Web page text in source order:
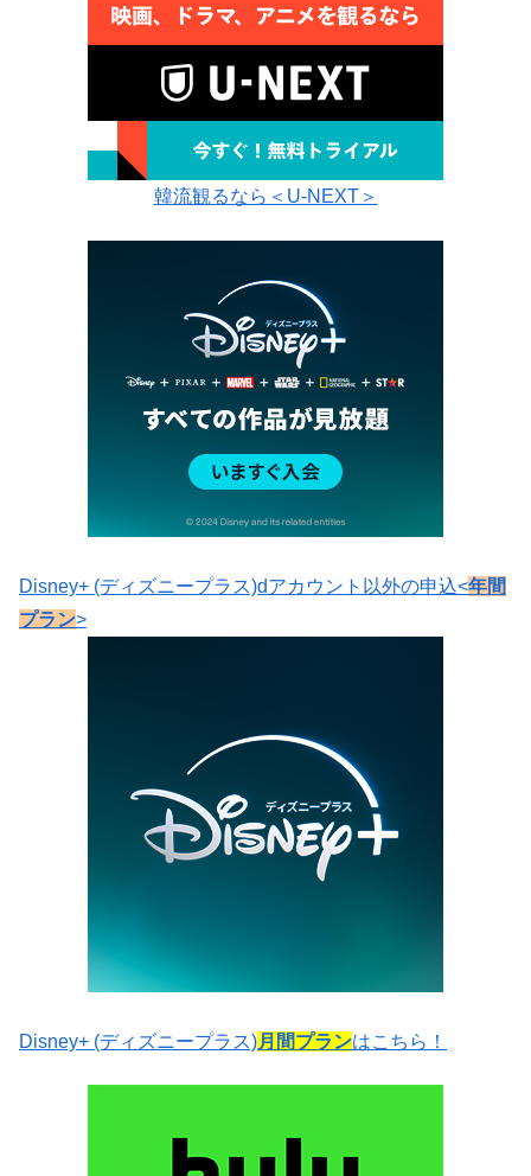
韓流観るなら＜U-NEXT＞
Disney+ (ディズニープラス)dアカウント以外の申込<年間
プラン>
Disney+ (ディズニープラス)月間プランはこちら！